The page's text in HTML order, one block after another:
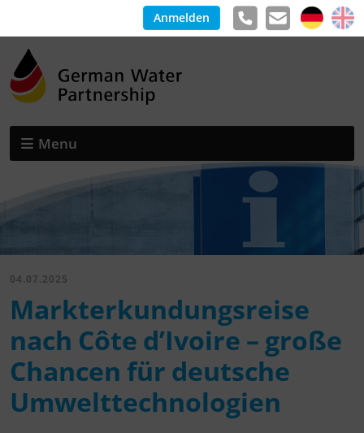
Anmelden
Menu
04.07.2025
Markterkundungsreise
nach Côte d’Ivoire – große
Chancen für deutsche
Umwelttechnologien